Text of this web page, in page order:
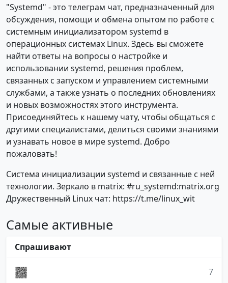
"Systemd" - это телеграм чат, предназначенный для
обсуждения, помощи и обмена опытом по работе с
системным инициализатором systemd в
операционных системах Linux. Здесь вы сможете
найти ответы на вопросы о настройке и
использовании systemd, решения проблем,
связанных с запуском и управлением системными
службами, а также узнать о последних обновлениях
и новых возможностях этого инструмента.
Присоединяйтесь к нашему чату, чтобы общаться с
другими специалистами, делиться своими знаниями
и узнавать новое в мире systemd. Добро
пожаловать!
Система инициализации systemd и связанные с ней
технологии. Зеркало в matrix: #ru_systemd:matrix.org
Дружественный Linux чат: https://t.me/linux_wit
Самые активные
Спрашивают
7